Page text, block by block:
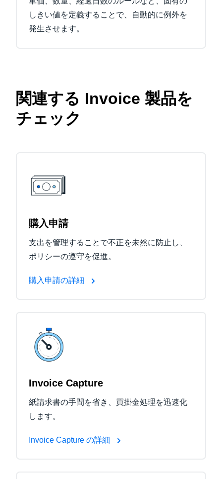
しきい値を定義することで、自動的に例外を
発生させます。
関連する Invoice 製品を
チェック
購入申請
支出を管理することで不正を未然に防止し、
ポリシーの遵守を促進。
購入申請の詳細
Invoice Capture
紙請求書の手間を省き、買掛金処理を迅速化
します。
Invoice Capture の詳細